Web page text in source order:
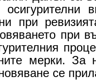
при
при
мерки. За
се